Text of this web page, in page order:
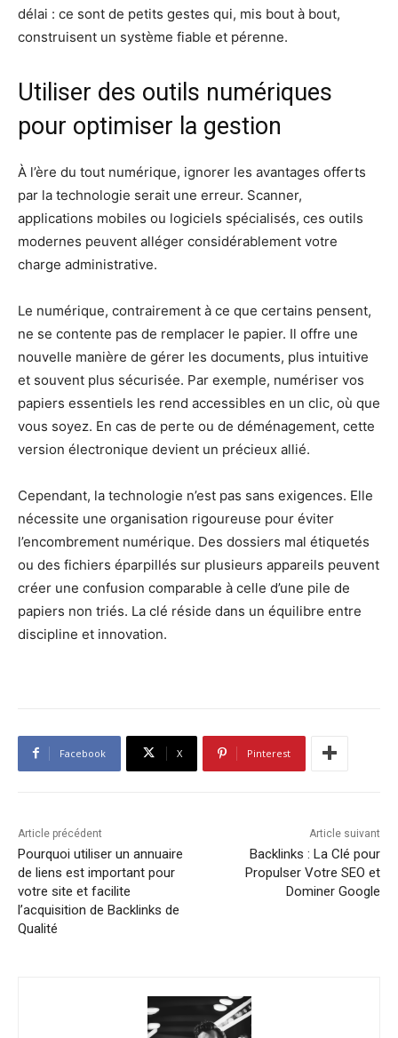
délai : ce sont de petits gestes qui, mis bout à bout,
construisent un système fiable et pérenne.
Utiliser des outils numériques
pour optimiser la gestion
À l’ère du tout numérique, ignorer les avantages offerts
par la technologie serait une erreur. Scanner,
applications mobiles ou logiciels spécialisés, ces outils
modernes peuvent alléger considérablement votre
charge administrative.
Le numérique, contrairement à ce que certains pensent,
ne se contente pas de remplacer le papier. Il offre une
nouvelle manière de gérer les documents, plus intuitive
et souvent plus sécurisée. Par exemple, numériser vos
papiers essentiels les rend accessibles en un clic, où que
vous soyez. En cas de perte ou de déménagement, cette
version électronique devient un précieux allié.
Cependant, la technologie n’est pas sans exigences. Elle
nécessite une organisation rigoureuse pour éviter
l’encombrement numérique. Des dossiers mal étiquetés
ou des fichiers éparpillés sur plusieurs appareils peuvent
créer une confusion comparable à celle d’une pile de
papiers non triés. La clé réside dans un équilibre entre
discipline et innovation.
Facebook X Pinterest
Article précédent
Pourquoi utiliser un annuaire
de liens est important pour
votre site et facilite
l’acquisition de Backlinks de
Qualité
Article suivant
Backlinks : La Clé pour
Propulser Votre SEO et
Dominer Google